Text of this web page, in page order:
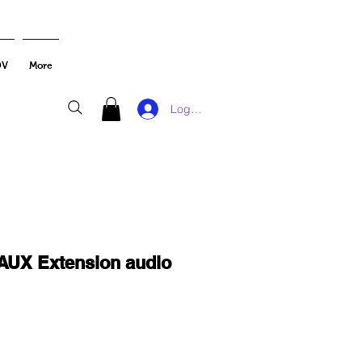
More
Log In
Extension audio